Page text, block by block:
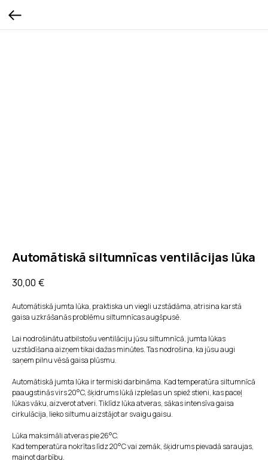
Automātiskā siltumnīcas ventilācijas lūka
30,00 €
Automātiskā jumta lūka, praktiska un viegli uzstādāma, atrisina karstā
gaisa uzkrāšanās problēmu siltumnīcas augšpusē.
Lai nodrošinātu atbilstošu ventilāciju jūsu siltumnīcā, jumta lūkas
uzstādīšana aizņem tikai dažas minūtes. Tas nodrošina, ka jūsu augi
saņem pilnu vēsā gaisa plūsmu.
Automātiskā jumta lūka ir termiski darbināma. Kad temperatūra siltumnīcā
paaugstinās virs 20°C, šķidrums lūkā izplešas un spiež stieni, kas paceļ
lūkas vāku, aizverot atveri. Tiklīdz lūka atveras, sākas intensīva gaisa
cirkulācija, lieko siltumu aizstājot ar svaigu gaisu.
Lūka maksimāli atveras pie 26°C.
Kad temperatūra nokrītas līdz 20°C vai zemāk, šķidrums pievadā saraujas,
mainot darbību.